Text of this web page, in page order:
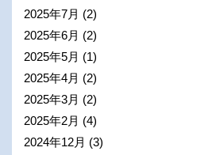
2025年7月 (2)
2025年6月 (2)
2025年5月 (1)
2025年4月 (2)
2025年3月 (2)
2025年2月 (4)
2024年12月 (3)